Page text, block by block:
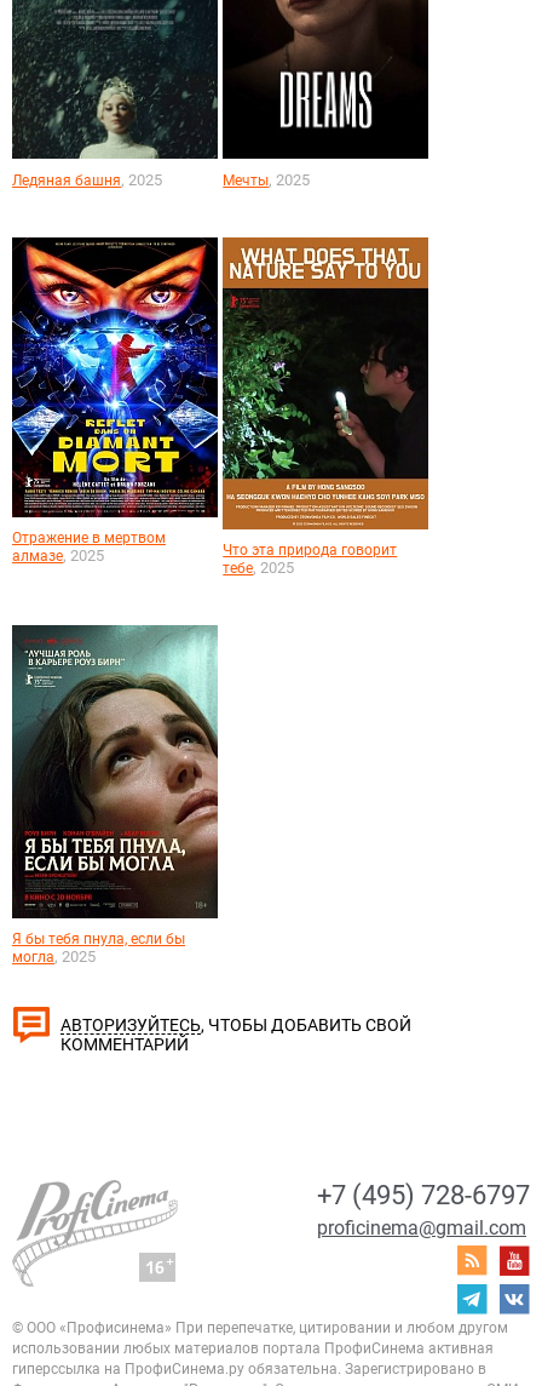
Ледяная башня, 2025 Мечты, 2025
Отражение в мертвом
алмазе, 2025
Что эта природа говорит
тебе, 2025
Я бы тебя пнула, если бы
могла, 2025
АВТОРИЗУЙТЕСЬ, ЧТОБЫ ДОБАВИТЬ СВОЙ
КОММЕНТАРИЙ
+7 (495) 728-6797
proficinema@gmail.com
© ООО «Профисинема» При перепечатке, цитировании и любом другом
использовании любых материалов портала ПрофиСинема активная
гиперссылка на ПрофиСинема.ру обязательна. Зарегистрировано в